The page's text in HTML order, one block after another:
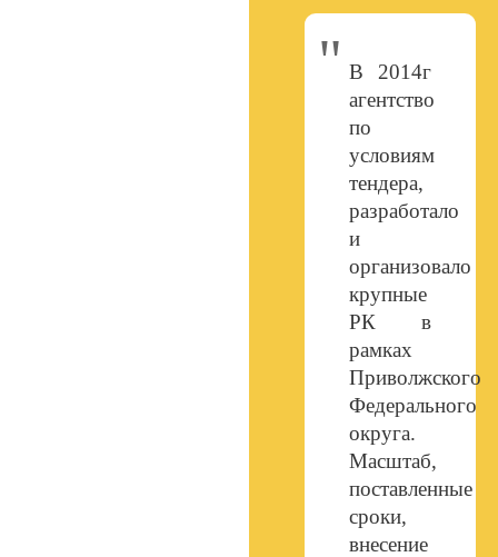
В 2014г
агентство
по
условиям
тендера,
разработало
и
организовало
крупные
РК в
рамках
Приволжского
Федерального
округа.
Масштаб,
поставленные
сроки,
внесение